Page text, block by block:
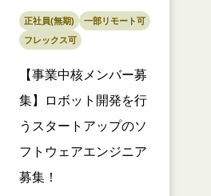
正社員(無期)
一部リモート可
フレックス可
【事業中核メンバー募
集】ロボット開発を行
うスタートアップのソ
フトウェアエンジニア
募集！